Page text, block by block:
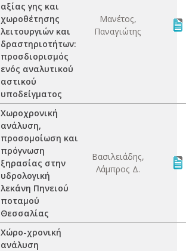
αξίας γης και
χωροθέτησης
λειτουργιών και
δραστηριοτήτων:
προσδιορισμός
ενός αναλυτικού
αστικού
υποδείγματος
Μανέτος,
Παναγιώτης
Χωροχρονική
ανάλυση,
προσομοίωση και
πρόγνωση
ξηρασίας στην
υδρολογική
λεκάνη Πηνειού
ποταμού
Θεσσαλίας
Βασιλειάδης,
Λάμπρος Δ.
Χώρο-χρονική
ανάλυση